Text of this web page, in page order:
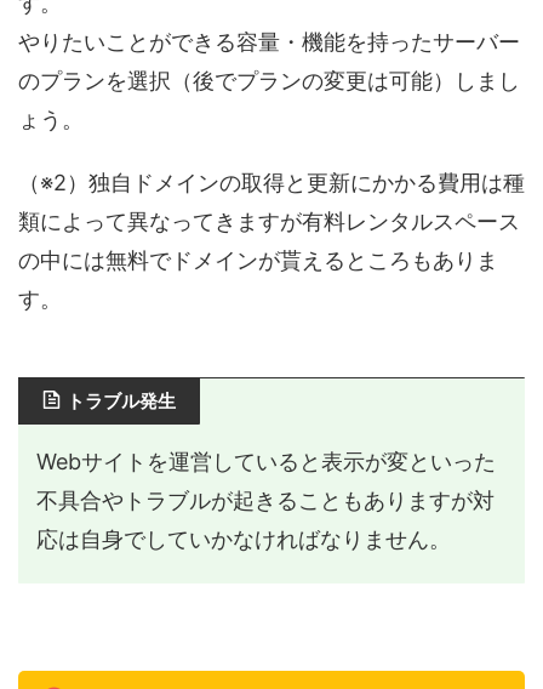
やりたいことができる容量・機能を持ったサーバー
のプランを選択（後でプランの変更は可能）しまし
ょう。
（※2）独自ドメインの取得と更新にかかる費用は種
類によって異なってきますが有料レンタルスペース
の中には無料でドメインが貰えるところもありま
す。
トラブル発生
Webサイトを運営していると表示が変といった
不具合やトラブルが起きることもありますが対
応は自身でしていかなければなりません。